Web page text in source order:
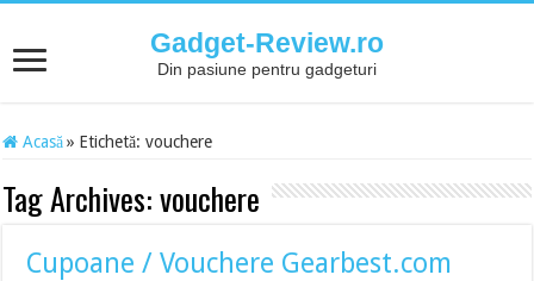
Gadget-Review.ro
Din pasiune pentru gadgeturi
Acasă » Etichetă:vouchere
Tag Archives:vouchere
Cupoane / Vouchere Gearbest.com